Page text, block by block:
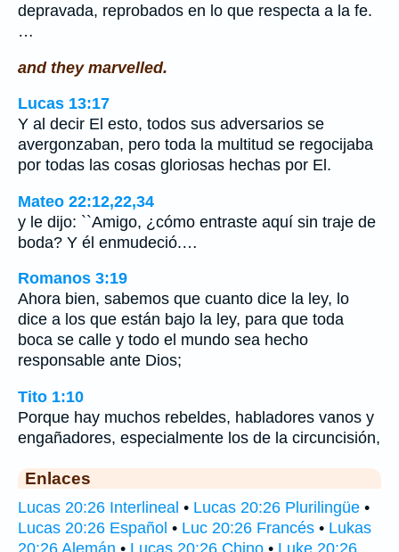
depravada, reprobados en lo que respecta a la fe.
…
and they marvelled.
Lucas 13:17
Y al decir El esto, todos sus adversarios se
avergonzaban, pero toda la multitud se regocijaba
por todas las cosas gloriosas hechas por El.
Mateo 22:12,22,34
y le dijo: ``Amigo, ¿cómo entraste aquí sin traje de
boda? Y él enmudeció.…
Romanos 3:19
Ahora bien, sabemos que cuanto dice la ley, lo
dice a los que están bajo la ley, para que toda
boca se calle y todo el mundo sea hecho
responsable ante Dios;
Tito 1:10
Porque hay muchos rebeldes, habladores vanos y
engañadores, especialmente los de la circuncisión,
Enlaces
Lucas 20:26 Interlineal • Lucas 20:26 Plurilingüe •
Lucas 20:26 Español • Luc 20:26 Francés • Lukas
20:26 Alemán • Lucas 20:26 Chino • Luke 20:26